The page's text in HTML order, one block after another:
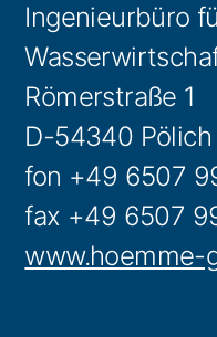
Ingenieurbüro
Römerstraße 1
D-54340 Pölich
fon +49 6507
fax +49 6507
www.hoemme-